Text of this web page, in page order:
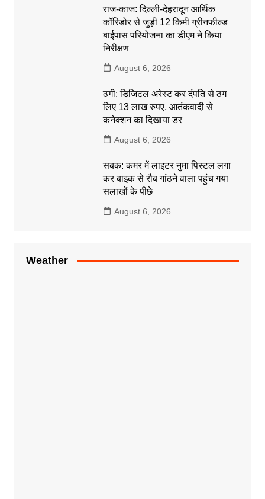
राज-काज: दिल्ली-देहरादून आर्थिक
कॉरिडोर से जुड़ी 12 किमी ग्रीनफील्ड
बाईपास परियोजना का डीएम ने किया
निरीक्षण
August 6, 2026
ठगी: डिजिटल अरेस्ट कर दंपति से ठग
लिए 13 लाख रुपए, आतंकवादी से
कनेक्शन का दिखाया डर
August 6, 2026
सबक: कमर में लाइटर नुमा पिस्टल लगा
कर बाइक से रौब गांठने वाला पहुंच गया
सलाखों के पीछे
August 6, 2026
Weather